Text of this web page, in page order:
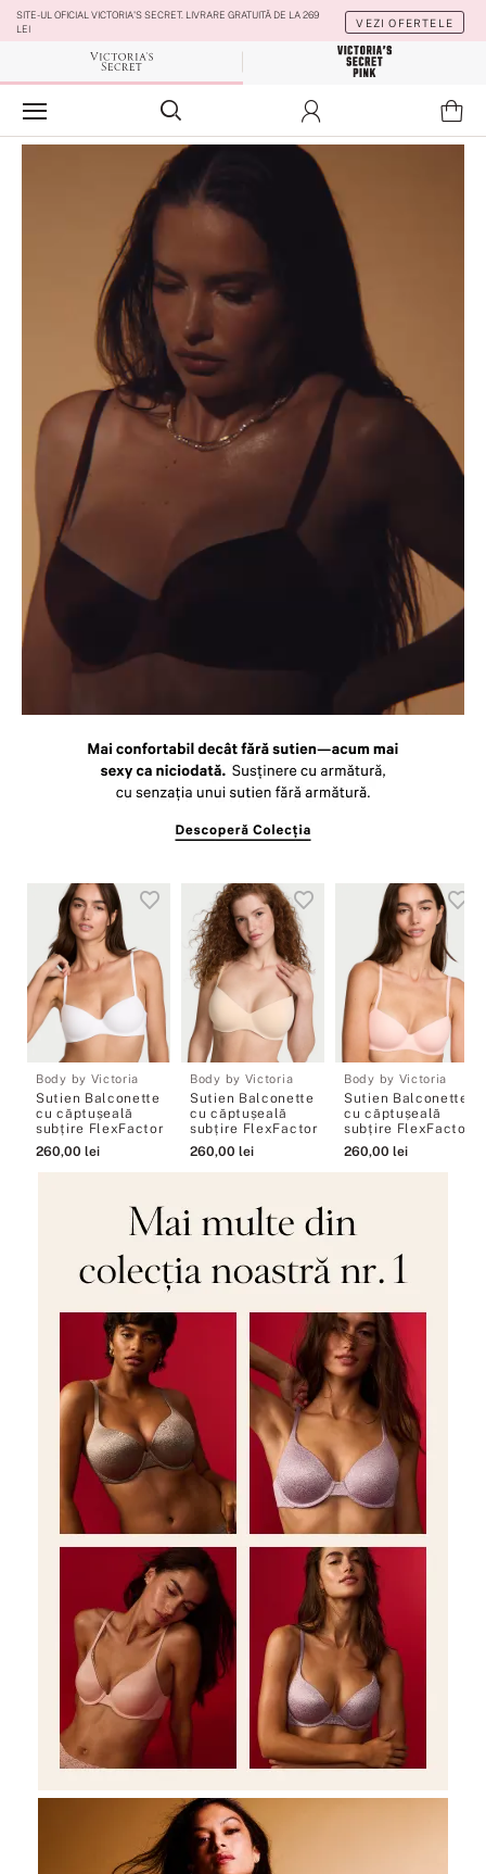
SITE-UL OFICIAL VICTORIA'S SECRET. LIVRARE GRATUITĂ DE LA 269
LEI
VEZI OFERTELE
VSL Pink
Conectare
Body by Victoria
Sutien Balconette
cu căptușeală
subțire FlexFactor
260,00 lei
Body by Victoria
Sutien Balconette
cu căptușeală
subțire FlexFactor
260,00 lei
Body by Victoria
Sutien Balconette
cu căptușeală
subțire FlexFactor
260,00 lei